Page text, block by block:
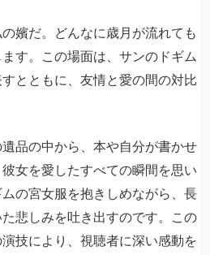
嬪だ。どんなに歳月が流れても
す。この場面は、サンのドギム
とともに、友情と愛の間の対比
品の中から、本や自分が書かせ
女を愛したすべての瞬間を思い
の宮女服を抱きしめながら、長
悲しみを吐き出すのです。この
技により、視聴者に深い感動を